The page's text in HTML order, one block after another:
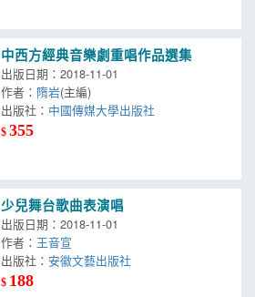
中西方經典音樂劇重唱作品選集
出版日期：2018-11-01
作者： 隋岩(主編)
出版社： 中國傳媒大學出版社
$355
少兒舞台歌曲表演唱
出版日期：2018-11-01
作者： 王音宣
出版社：安徽文藝出版社
$ 188